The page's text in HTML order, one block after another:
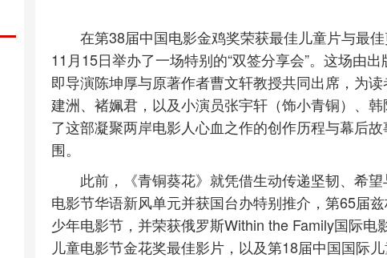
在第38届中国电影金鸡奖荣获最佳儿童片与最
11月15日举办了一场特别的“双签分享会”。这场由
即导演陈坤厚与原著作者曹文轩教授共同出席，为
建洲、褚姵君，以及小演员张宇轩（饰小青铜）、
了这部凝聚两岸电影人心血之作的创作历程与幕后
围。
此前，《青铜葵花》就凭借生动传递坚韧、希
电影节华语新风单元并获国台办特别推介，第65届
少年电影节，并荣获俄罗斯Within the Family国际
儿童电影节金花奖最佳影片，以及第18届中国国际